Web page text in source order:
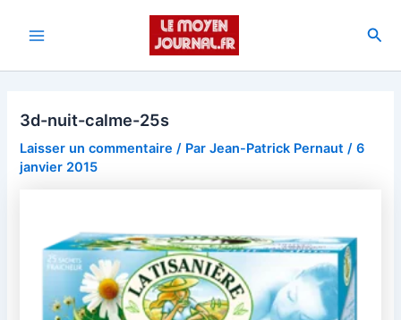
3d-nuit-calme-25s
Laisser un commentaire / ParJean-Patrick Pernaut/6
janvier 2015